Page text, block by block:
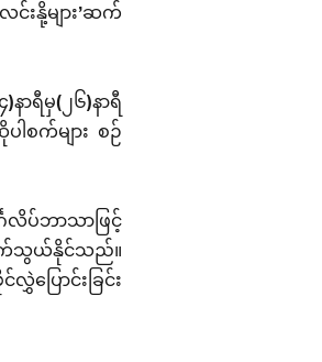
းနို့များ’ဆက်
ာရီမှ(၂၆)နာရီ
စက်များ စဉ်
လိပ်ဘာသာဖြင့်
ဆက်သွယ်နိုင်သည်။
ြောင်းခြင်း